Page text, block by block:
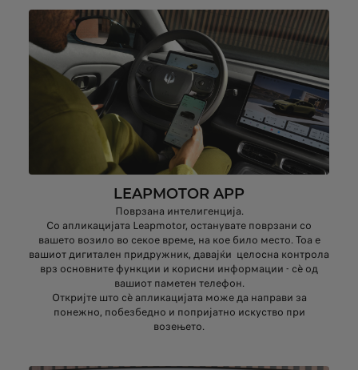
LEAPMOTOR APP
Поврзана интелигенција.
Со апликацијата Leapmotor, останувате поврзани со
вашето возило во секое време, на кое било место. Тоа е
вашиот дигитален придружник, давајќи целосна контрола
врз основните функции и корисни информации - сè од
вашиот паметен телефон.
Откријте што сè апликацијата може да направи за
понежно, побезбедно и попријатно искуство при
возењето.